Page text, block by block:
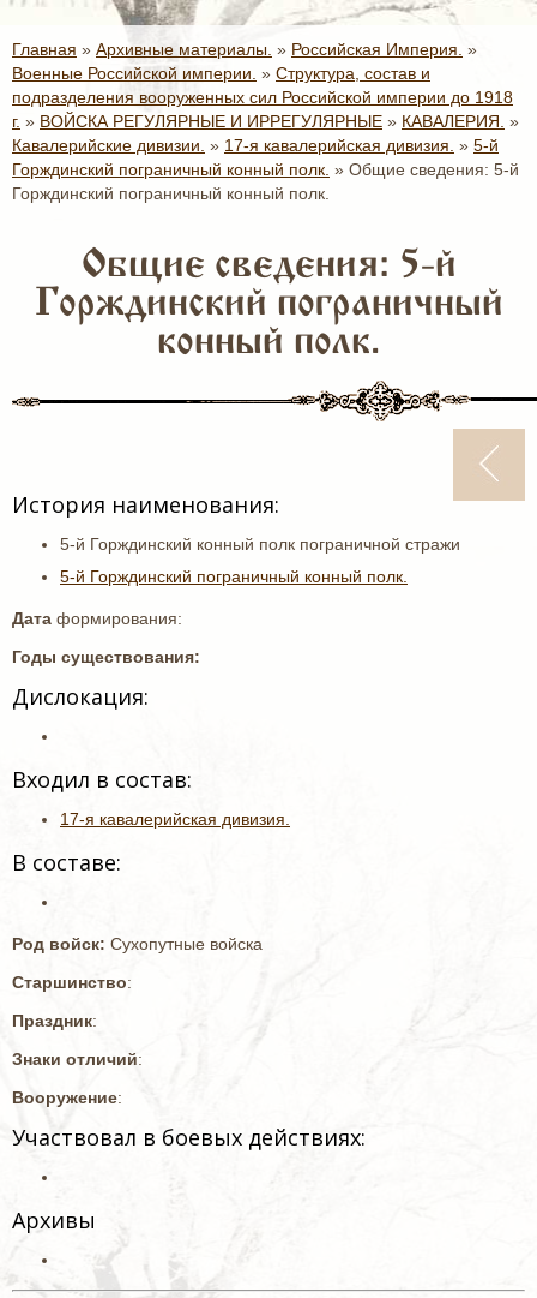
Главная » Архивные материалы. » Российская Империя. »
Военные Российской империи. » Структура, состав и
подразделения вооруженных сил Российской империи до 1918
г. » ВОЙСКА РЕГУЛЯРНЫЕ И ИРРЕГУЛЯРНЫЕ » КАВАЛЕРИЯ. »
Кавалерийские дивизии. » 17-я кавалерийская дивизия. » 5-й
Горждинский пограничный конный полк. » Общие сведения: 5-й
Горждинский пограничный конный полк.
Общие сведения: 5-й
Горждинский пограничный
конный полк.
История наименования:
5-й Горждинский конный полк пограничной стражи
5-й Горждинский пограничный конный полк.
Дата формирования:
Годы существования:
Дислокация:
Входил в состав:
17-я кавалерийская дивизия.
В составе:
Род войск: Сухопутные войска
Старшинство:
Праздник:
Знаки отличий:
Вооружение:
Участвовал в боевых действиях:
Архивы